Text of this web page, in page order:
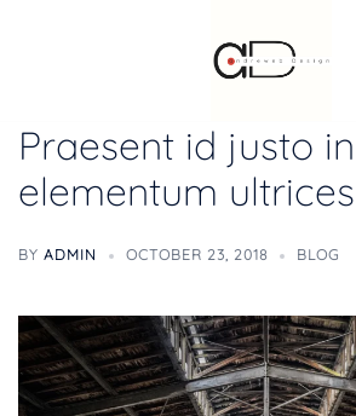
Praesent id justo
elementum ultrices
BY ADMIN OCTOBER 23, 2018 BLOG